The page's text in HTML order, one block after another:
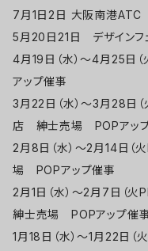
7月1日2日 大阪南港ATC
5月20日21日 デザインフ
4月19日（水）～4月25
アップ催事
3月22日（水）～3月28日
店 紳士売場 POPアッ
2月8日（水）～2月14日
場 POPアップ催事
2月1日（水）～2月7日（
紳士売場 POPアップ催
1月18日（水）～1月22